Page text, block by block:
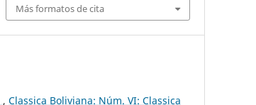
Más formatos de cita
, Classica Boliviana: Núm. VI: Classica